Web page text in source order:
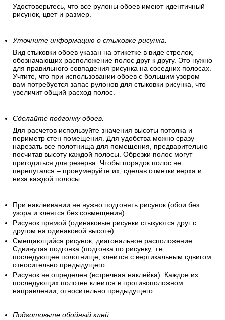
Удостоверьтесь, что все рулоны обоев имеют идентичный
рисунок, цвет и размер.
Уточните информацию о стыковке рисунка.
Вид стыковки обоев указан на этикетке в виде стрелок,
обозначающих расположение полос друг к другу. Это нужно
для правильного совпадения рисунка на соседних полосах.
Учтите, что при использовании обоев с большим узором
вам потребуется запас рулонов для стыковки рисунка, что
увеличит общий расход полос.
Сделайте подгонку обоев.
Для расчетов используйте значения высоты потолка и
периметр стен помещения. Для удобства можно сразу
нарезать все полотнища для помещения, предварительно
посчитав высоту каждой полосы. Обрезки полос могут
пригодиться для резерва. Чтобы порядок полос не
перепутался – пронумеруйте их, сделав отметки верха и
низа каждой полосы.
При наклеивании не нужно подгонять рисунок (обои без
узора и клеятся без совмещения).
Рисунок прямой (одинаковые рисунки стыкуются друг с
другом на одинаковой высоте).
Смещающийся рисунок, диагональное расположение.
Сдвинутая подгонка (подгонка по рисунку, т.е.
последующее полотнище, клеится с вертикальным сдвигом
относительно предыдущего
Рисунок не определен (встречная наклейка). Каждое из
последующих полотен клеится в противоположном
направлении, относительно предыдущего
Подготовьте обойный клей